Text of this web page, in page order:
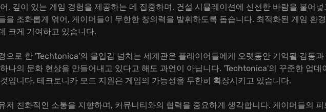
, 깊이 있는 게임 경험을 제공하는 데 집중하며, 건설 시뮬레이션에 신선한 바람을 불어
을 조화롭게 엮어, 게이머들이 무한한 창의력을 발휘하도록 돕습니다. 최적화된 게임 환
크게 기여하고 있습니다.
으로 한 'Techtonica'의 몰입감 넘치는 세계관은 플레이어들에게 오랫동안 기억될 감동
나의 문화 현상을 만들어내고 있다고 해도 과언이 아닙니다. 'Techtonica'의 꾸준한 업
입니다. 테크토니카 모드 지원은 게임의 가능성을 무한히 확장시키고 있습니다.
저 친화적인 소통을 지향하며, 커뮤니티와의 협력을 중요하게 생각합니다. 게이머들의